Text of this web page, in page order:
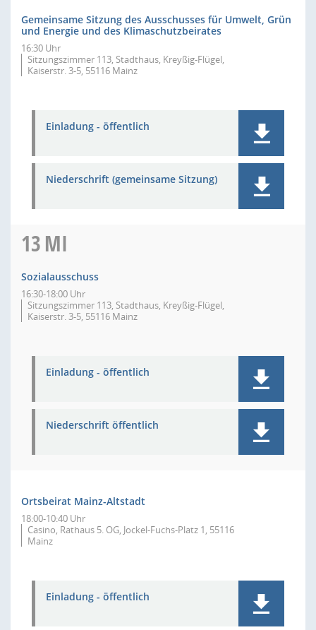
Gemeinsame Sitzung des Ausschusses für Umwelt, Grün
und Energie und des Klimaschutzbeirates
16:30 Uhr
Sitzungszimmer 113, Stadthaus, Kreyßig-Flügel,
Kaiserstr. 3-5, 55116 Mainz
Einladung - öffentlich
Niederschrift (gemeinsame Sitzung)
13MI
Sozialausschuss
16:30-18:00 Uhr
Sitzungszimmer 113, Stadthaus, Kreyßig-Flügel,
Kaiserstr. 3-5, 55116 Mainz
Einladung - öffentlich
Niederschrift öffentlich
Ortsbeirat Mainz-Altstadt
18:00-10:40 Uhr
Casino, Rathaus 5. OG, Jockel-Fuchs-Platz 1, 55116
Mainz
Einladung - öffentlich